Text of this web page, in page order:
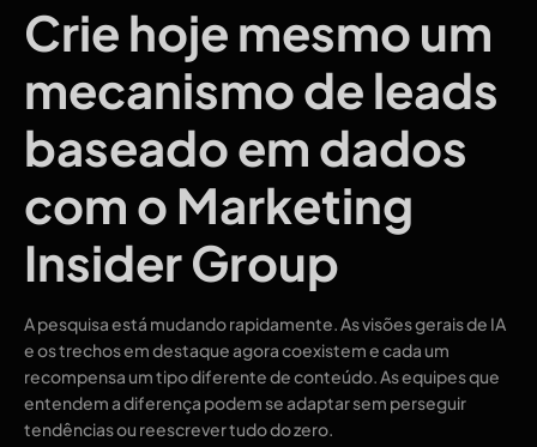
Crie hoje mesmo um
mecanismo de leads
baseado em dados
com o Marketing
Insider Group
A pesquisa está mudando rapidamente. As visões gerais de IA
e os trechos em destaque agora coexistem e cada um
recompensa um tipo diferente de conteúdo. As equipes que
entendem a diferença podem se adaptar sem perseguir
tendências ou reescrever tudo do zero.